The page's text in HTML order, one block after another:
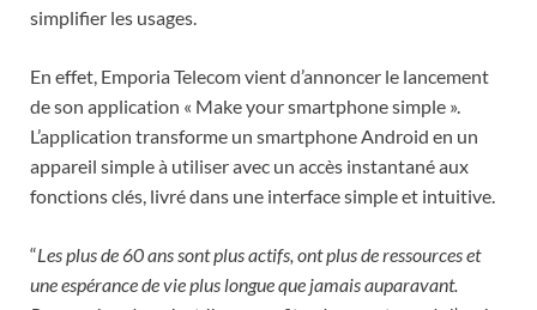
simplifier les usages.
En effet, Emporia Telecom vient d’annoncer le lancement
de son application « Make your smartphone simple ».
L’application transforme un smartphone Android en un
appareil simple à utiliser avec un accès instantané aux
fonctions clés, livré dans une interface simple et intuitive.
“Les plus de 60 ans sont plus actifs, ont plus de ressources et
une espérance de vie plus longue que jamais auparavant.